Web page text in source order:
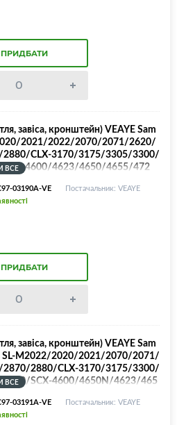
ПРИДБАТИ
завіса, кронштейн) VEAYE Sam
2021/2022/2070/2071/2620/
CLX-3170/3175/3305/3300/
4600/4623/4650/4655/472
4833/Xerox WorkCentre 3315/JC
04194A
ВСЕ
03190A-VE
Постачальник: VEAYE
ПРИДБАТИ
завіса, кронштейн) VEAYE Sam
SL-M2022/2020/2021/2070/2071/
2880/CLX-3170/3175/3300/
SCX-4600/4650N/4623/465
4729/4833/Xerox WorkCentre 33
JC97-04194A/JC97-03190A/
ВСЕ
03191A-VE
Постачальник: VEAYE